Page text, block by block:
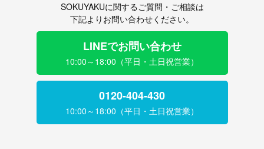
SOKUYAKUに関するご質問・ご相談は
下記よりお問い合わせください。
LINEでお問い合わせ
10:00～18:00（平日・土日祝営業）
0120-404-430
10:00～18:00（平日・土日祝営業）